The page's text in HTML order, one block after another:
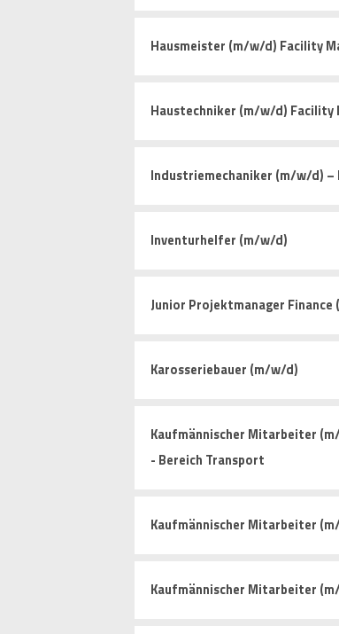
Hausmeister (m/w/d) Facility
Haustechniker (m/w/d) Facility
Industriemechaniker (m/w/d) –
Inventurhelfer (m/w/d)
Junior Projektmanager
Karosseriebauer (m/w/d)
Kaufmännischer Mitarbeiter
- Bereich Transport
Kaufmännischer Mitarbeiter
Kaufmännischer Mitarbeiter